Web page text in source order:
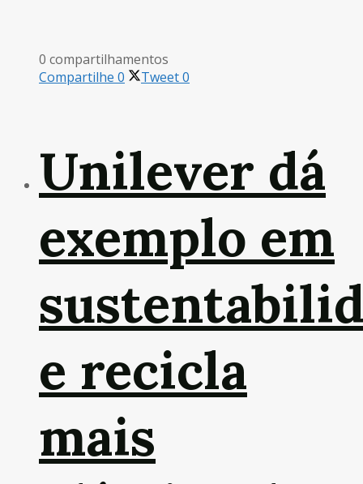
0 compartilhamentos
Compartilhe 0 Tweet0
Unilever dá
exemplo em
e recicla
mais